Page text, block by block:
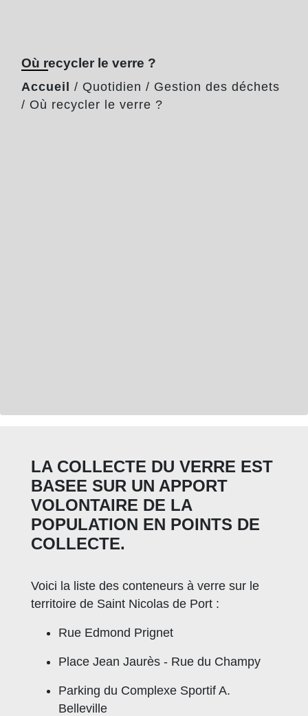
Où recycler le verre ?
Accueil / Quotidien / Gestion des déchets
/ Où recycler le verre ?
LA COLLECTE DU VERRE EST
BASEE SUR UN APPORT
VOLONTAIRE DE LA
POPULATION EN POINTS DE
COLLECTE.
Voici la liste des conteneurs à verre sur le
territoire de Saint Nicolas de Port :
Rue Edmond Prignet
Place Jean Jaurès - Rue du Champy
Parking du Complexe Sportif A.
Belleville